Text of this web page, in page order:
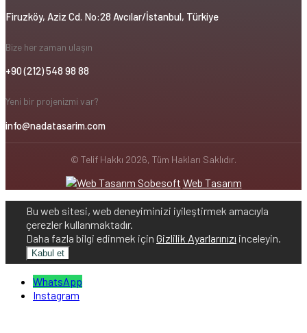
Firuzköy, Aziz Cd. No:28 Avcılar/İstanbul, Türkiye
Bize her zaman ulaşın
+90 (212) 548 98 88
Yeni bir projenizmi var?
info@nadatasarim.com
© Telif Hakkı 2026, Tüm Hakları Saklıdır.
Sobesoft Web Tasarım
Bu web sitesi, web deneyiminizi iyileştirmek amacıyla
çerezler kullanmaktadır.
Daha fazla bilgi edinmek için Gizlilik Ayarlarınızı inceleyin.
Kabul et
WhatsApp
Instagram